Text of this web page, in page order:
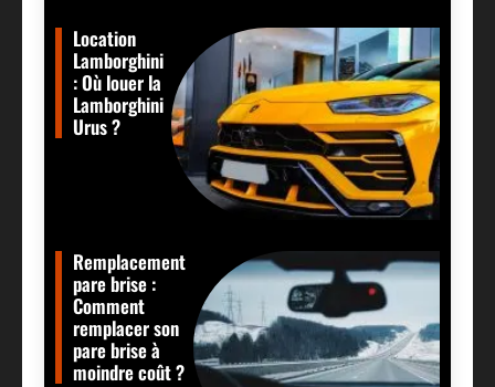
Location
Lamborghini
: Où louer la
Lamborghini
Urus ?
Remplacement
pare brise :
Comment
remplacer son
pare brise à
moindre coût ?